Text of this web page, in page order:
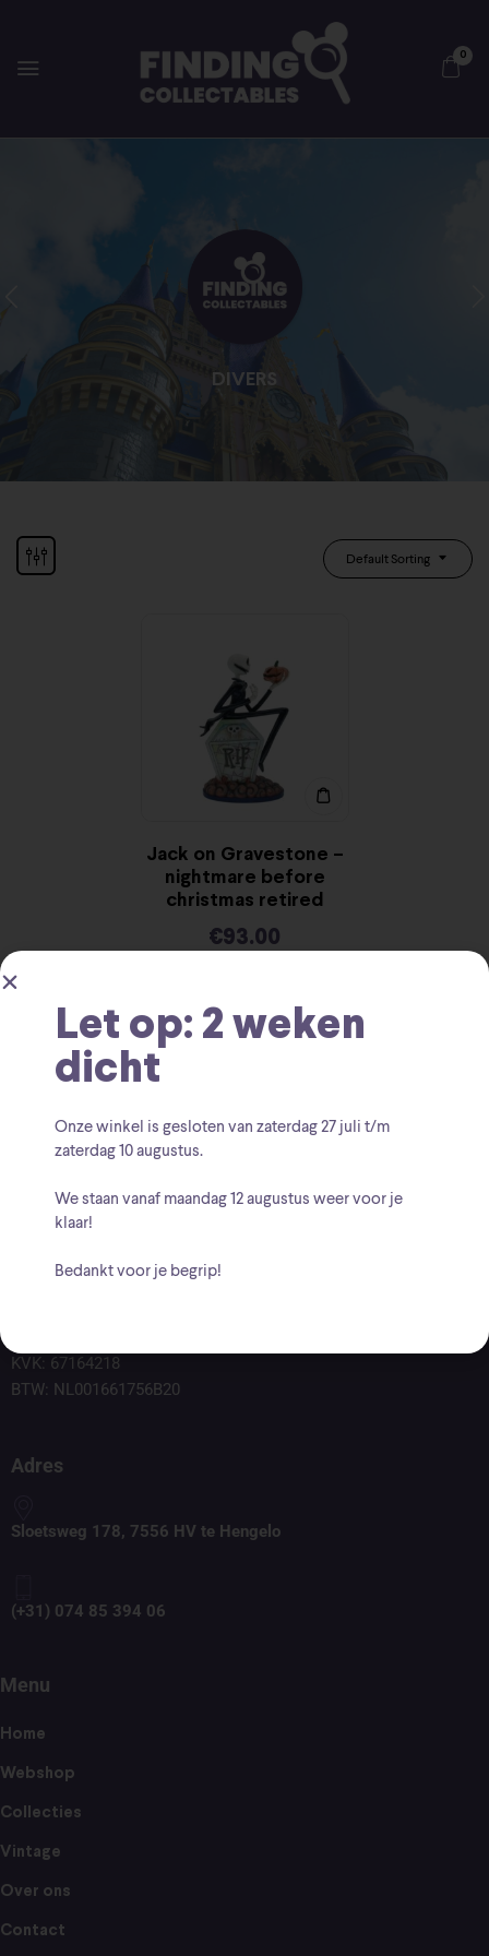
0
DIVERS
Default Sorting
Jack on Gravestone –
nightmare before
christmas retired
€93.00
KVK: 67164218
BTW: NL001661756B20
Adres
Sloetsweg 178, 7556 HV te Hengelo
(+31) 074 85 394 06
Menu
Home
Webshop
Collecties
Vintage
Over ons
Contact
Let op: 2 weken
dicht
Onze winkel is gesloten van zaterdag27 juli t/m
zaterdag 10 augustus.
We staan vanaf maandag 12 augustus weer voor je
klaar!
Bedankt voor je begrip!